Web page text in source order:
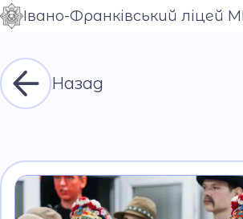
Контраст
Шрифт
Івано-Франківський ліцей
Назад